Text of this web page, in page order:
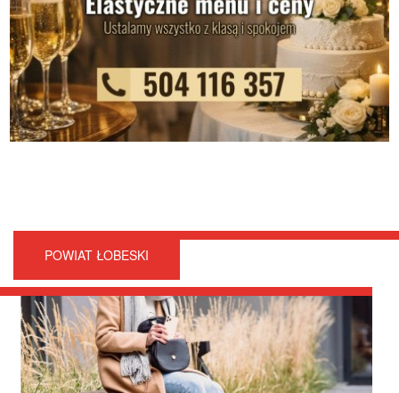
POWIAT ŁOBESKI